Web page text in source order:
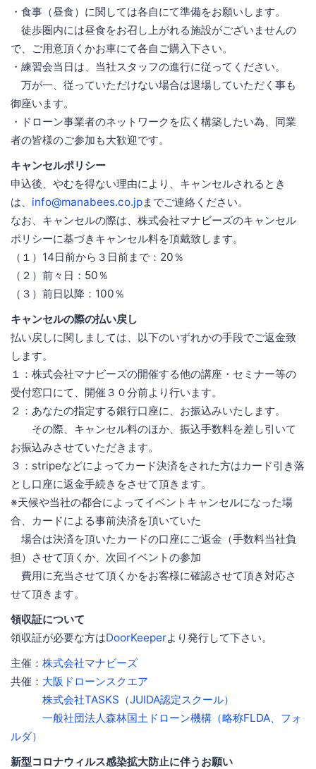
・食事（昼食）に関しては各自にて準備をお願いします。
徒歩圏内には昼食をお召し上がれる施設がございませんの
で、ご用意頂くかお車にて各自ご購入下さい。
・練習会当日は、当社スタッフの進行に従ってください。
万が一、従っていただけない場合は退場していただく事も
御座います。
・ドローン事業者のネットワークを広く構築したい為、同業
者の皆様のご参加も大歓迎です。
キャンセルポリシー
申込後、やむを得ない理由により、キャンセルされるとき
は、 info@manabees.co.jpまでご連絡ください。
なお、キャンセルの際は、株式会社マナビーズのキャンセル
ポリシーに基づきキャンセル料を頂戴致します。
（１）14日前から３日前まで：20％
（２）前々日：50％
（３）前日以降：100％
キャンセルの際の払い戻し
払い戻しに関しましては、以下のいずれかの手段でご返金致
します。
１：株式会社マナビーズの開催する他の講座・セミナー等の
受付窓口にて、開催３０分前より行います。
２：あなたの指定する銀行口座に、お振込みいたします。
その際、キャンセル料のほか、振込手数料を差し引いて
お振込みさせていただきます。
３：stripeなどによってカード決済をされた方はカード引き落
とし口座に返金手続きをさせて頂きます。
※天候や当社の都合によってイベントキャンセルになった場
合、カードによる事前決済を頂いていた
場合は決済を頂いたカードの口座にご返金（手数料当社負
担）させて頂くか、次回イベントの参加
費用に充当させて頂くかをお客様に確認させて頂き対応さ
せて頂きます。
領収証について
領収証が必要な方はDoorKeeperより発行して下さい。
主催： 株式会社マナビーズ
共催： 大阪ドローンスクエア
株式会社TASKS（JUIDA認定スクール）
一般社団法人森林国土ドローン機構（略称FLDA、フォ
ルダ）
新型コロナウィルス感染拡大防止に伴うお願い